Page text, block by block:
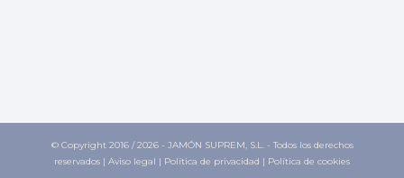
© Copyright 2016 /2026 - JAMÓN SUPREM, S.L. - Todos los derechos
reservados | Aviso legal | Política de privacidad | Política de cookies